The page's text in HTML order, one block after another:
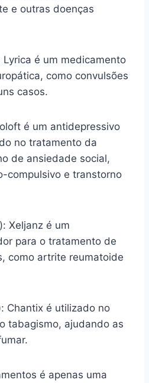
e outras doenças
Lyrica é um medicamento
como convulsões
casos.
é um antidepressivo
no tratamento da
de ansiedade social,
compulsivo e transtorno
Xeljanz é um
para o tratamento de
como artrite reumatoide
Chantix é utilizado no
tabagismo, ajudando as
é apenas uma